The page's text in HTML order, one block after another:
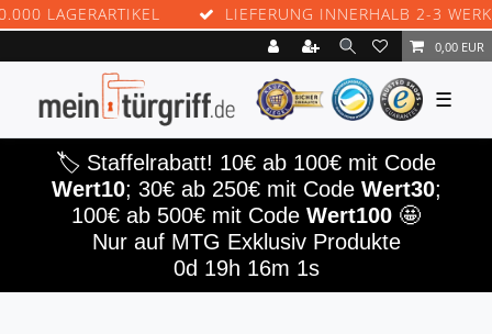
LIEFERUNG INNERHALB 2-3
0,00 EUR
☰
🏷️ Staffelrabatt! 10€ ab 100€ mit Code
Wert10; 30€ ab 250€ mit Code Wert30;
100€ ab 500€ mit Code Wert100 🤩
Nur auf MTG Exklusiv Produkte
0d 19h 15m 59s